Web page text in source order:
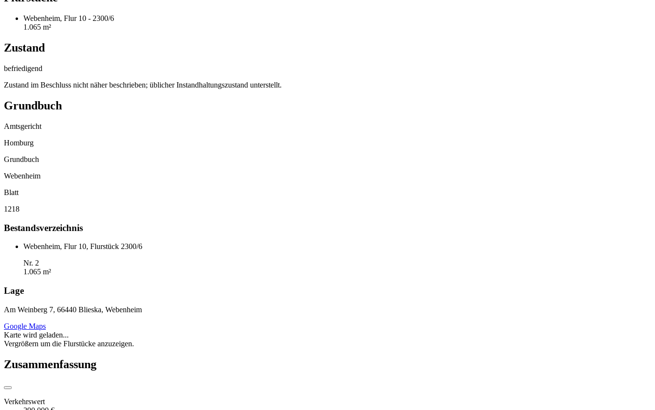
Webenheim, Flur 10 - 2300/6
1.065 m²
Zustand
befriedigend
Zustand im Beschluss nicht näher beschrieben; üblicher Instandhaltungszustand unterstellt.
Grundbuch
Amtsgericht
Homburg
Grundbuch
Webenheim
Blatt
1218
Bestandsverzeichnis
Webenheim, Flur 10, Flurstück 2300/6
Nr. 2
1.065 m²
Lage
Am Weinberg 7, 66440 Blieska, Webenheim
Google Maps
Karte wird geladen...
Vergrößern um die Flurstücke anzuzeigen.
Zusammenfassung
Verkehrswert